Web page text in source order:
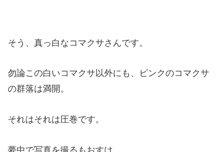
そう、真っ白なコマクサさんです。
勿論この白いコマクサ以外にも、ピンクのコマクサ
の群落は満開。
それはそれは圧巻です。
夢中で写真を撮るもおすけ。